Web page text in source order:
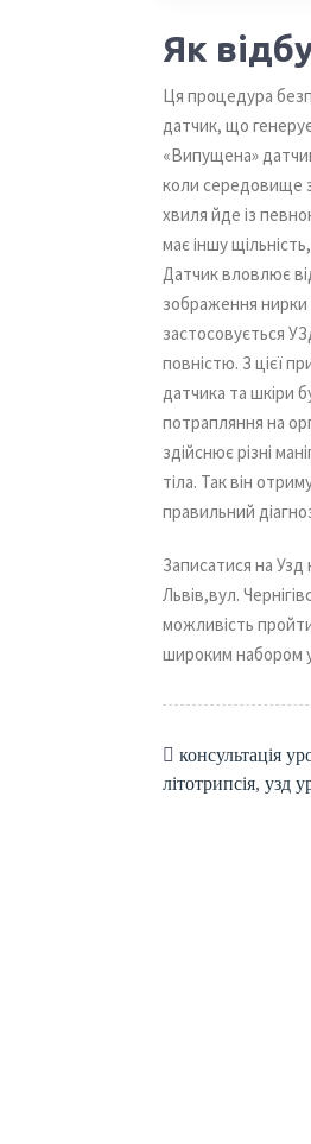
Як
Ця процедура
датчик, що
«Випущена»
коли середовище
хвиля йде із
має іншу
Датчик вловлює
зображення нирки
застосовується
повністю. З цієї
датчика та шкіри
потрапляння на
здійснює різні
тіла. Так він
правильний
Записатися на
Львів,вул.
можливість
широким набором
консультація
літотрипсія, узд